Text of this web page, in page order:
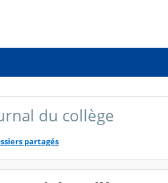
du collège
partagés